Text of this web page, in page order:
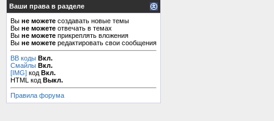
Ваши права в разделе
Вы не можете создавать новые темы
Вы не можете отвечать в темах
Вы не можете прикреплять вложения
Вы не можете редактировать свои сообщения
BB коды Вкл.
Смайлы Вкл.
[IMG] код Вкл.
HTML код Выкл.
Правила форума